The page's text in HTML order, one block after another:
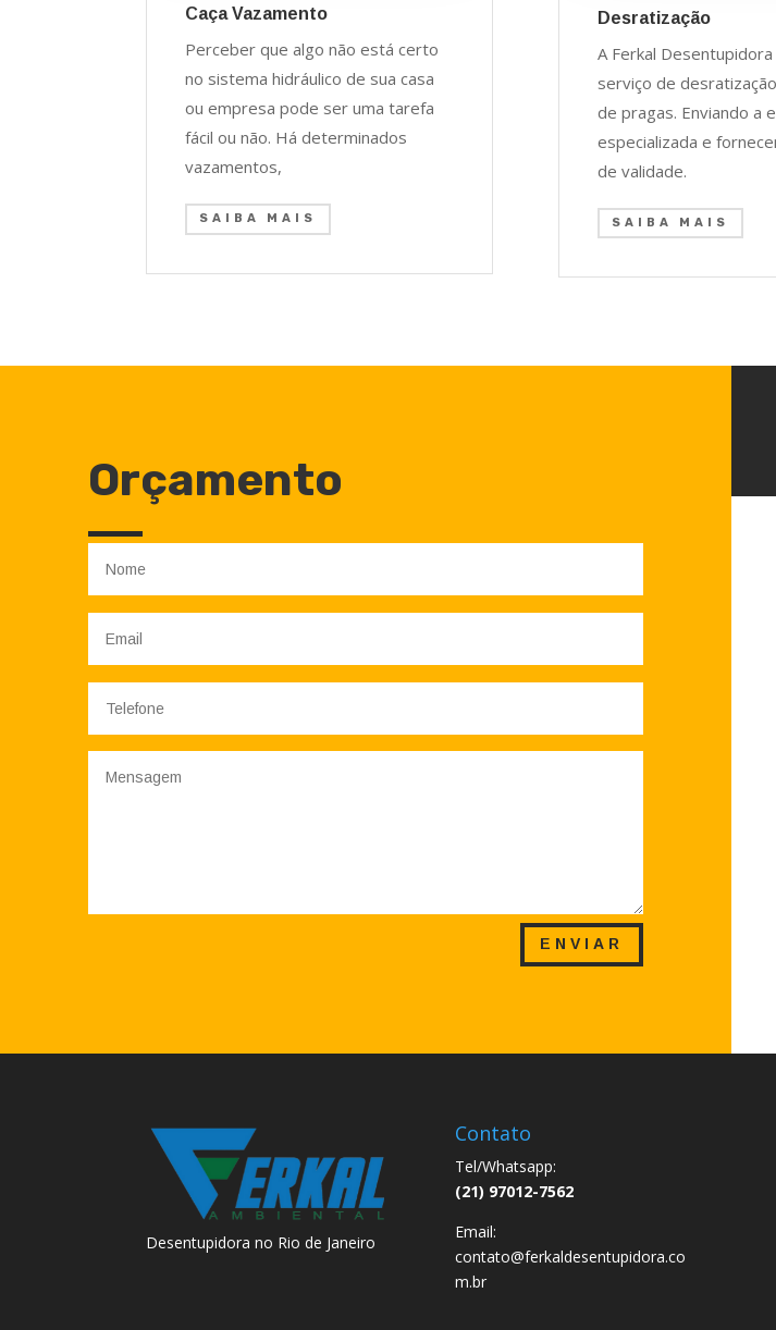
Caça Vazamento
Perceber que algo não está certo
no sistema hidráulico de sua casa
ou empresa pode ser uma tarefa
fácil ou não. Há determinados
vazamentos,
SAIBA MAIS
Desratização
A Ferkal
serviço de
de pragas. Enviando a
especializada e
de validade.
SAIBA MAIS
Orçamento
ENVIAR
Desentupidora no Rio de Janeiro
Contato
Tel/Whatsapp:
(21) 97012-7562
Email:
contato@ferkaldesentupidora.co
m.br